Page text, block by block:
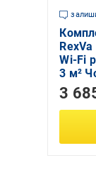
Wi-Fi
3 м²
3